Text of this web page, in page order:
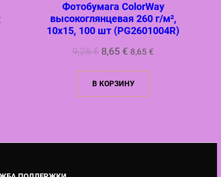
Фотобумага ColorWay
высокоглянцевая 260 г/м²,
10х15, 100 шт (PG2601004R)
9,25€ Первоначальная
цена
составляла
8,65 €Текущая
цена:
8,65 €.
8,65€
В КОРЗИНУ